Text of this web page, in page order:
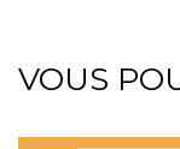
VOUS